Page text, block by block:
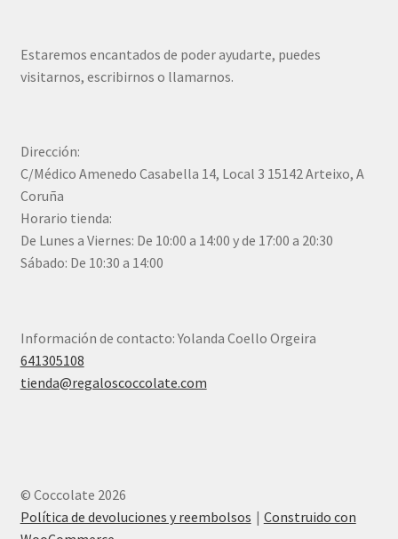
Estaremos encantados de poder ayudarte, puedes
visitarnos, escribirnos o llamarnos.
Dirección:
C/Médico Amenedo Casabella 14, Local 3 15142 Arteixo, A
Coruña
Horario tienda:
De Lunes a Viernes: De 10:00 a 14:00 y de 17:00 a 20:30
Sábado: De 10:30 a 14:00
Información de contacto: Yolanda Coello Orgeira
641305108
tienda@regaloscoccolate.com
© Coccolate 2026
Política de devoluciones y reembolsos
Construido con